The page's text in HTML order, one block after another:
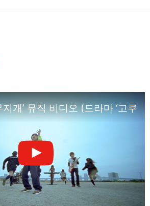
개’ 뮤직 비디오 (드라마 ‘고쿠